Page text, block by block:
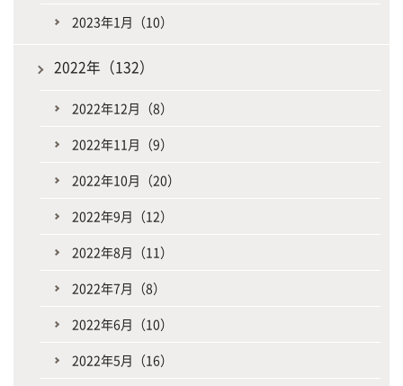
2023年1月（10）
2022年（132）
2022年12月（8）
2022年11月（9）
2022年10月（20）
2022年9月（12）
2022年8月（11）
2022年7月（8）
2022年6月（10）
2022年5月（16）